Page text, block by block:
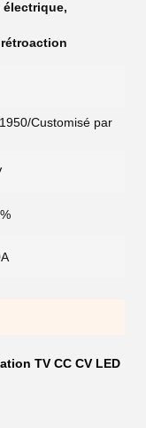
électrique,
Customisé par
TV CC CV LED